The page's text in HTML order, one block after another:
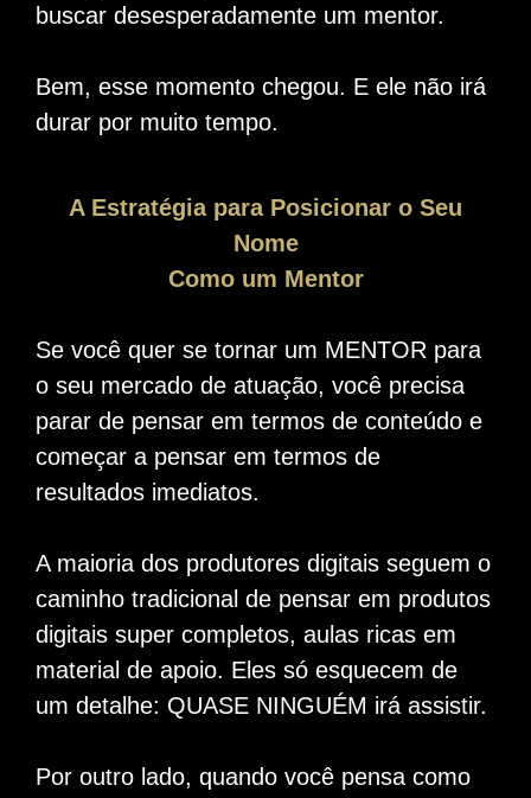
buscar desesperadamente um mentor.
Bem, esse momento chegou. E ele não irá
durar por muito tempo.
A Estratégia para Posicionar o Seu
Nome
Como um Mentor
Se você quer se tornar um MENTOR para
o seu mercado de atuação, você precisa
parar de pensar em termos de conteúdo e
começar a pensar em termos de
resultados imediatos.
A maioria dos produtores digitais seguem o
caminho tradicional de pensar em produtos
digitais super completos, aulas ricas em
material de apoio. Eles só esquecem de
um detalhe: QUASE NINGUÉM irá assistir.
Por outro lado, quando você pensa como